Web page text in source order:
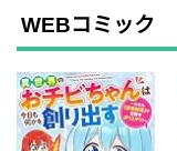
WEBコミック